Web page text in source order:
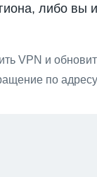
либо вы
VPN и
по